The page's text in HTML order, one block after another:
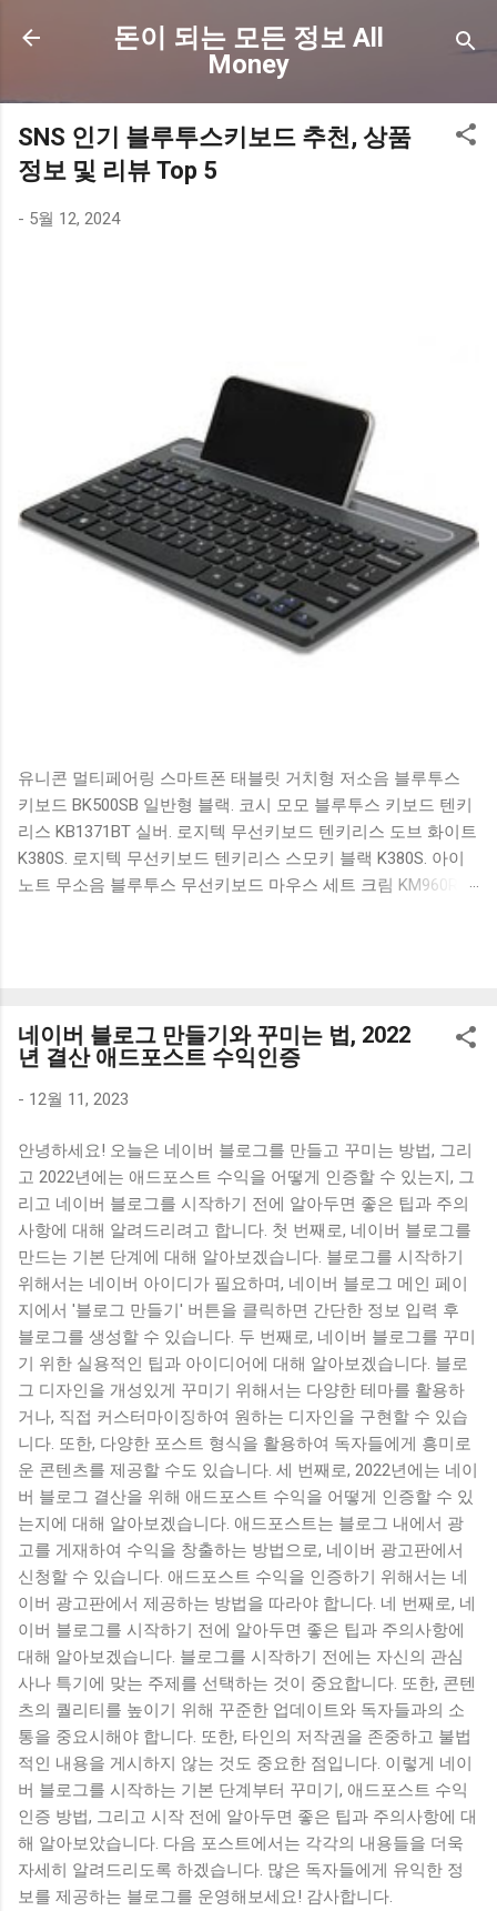
기본 콘텐츠로 건너뛰기
돈이 되는 모든 정보 All
Money
SNS 인기 블루투스키보드 추천, 상품
정보 및 리뷰 Top 5
- 5월 12, 2024
유니콘 멀티페어링 스마트폰 태블릿 거치형 저소음 블루투스
키보드 BK500SB 일반형 블랙. 코시 모모 블루투스 키보드 텐키
리스 KB1371BT 실버. 로지텍 무선키보드 텐키리스 도브 화이트
K380S. 로지텍 무선키보드 텐키리스 스모키 블랙 K380S. 아이
노트 무소음 블루투스 무선키보드 마우스 세트 크림 KM960RB
혜택을 놓치지 마세요. 다양한 할인 혜택과 빠른배송 혜택을 놓
치지 않도록 먼저 확인해보세요. 추가할인 확인하기 상품 하나
를 사더라도 종류도 많고, 가격도 다양해서 결정이 많이 어려우
많을 수 밖에 없습니다. 다양한 상품들을 상세스펙 과 가격 을
꼼꼼히 비교해서 구매하실 수 있도록 순위 추천 해드릴게요. 특
가상품 보러가기 추천상품 Best 유니콘 멀티페어링 스마트폰
태블릿 거치형 저소음 블루투스 키보드, BK-500SB, 일반형, 블
랙 유니콘 멀티페어링 스마트폰 태...
네이버 블로그 만들기와 꾸미는 법, 2022
년 결산 애드포스트 수익인증
- 12월 11, 2023
안녕하세요! 오늘은 네이버 블로그를 만들고 꾸미는 방법, 그리
고 2022년에는 애드포스트 수익을 어떻게 인증할 수 있는지, 그
리고 네이버 블로그를 시작하기 전에 알아두면 좋은 팁과 주의
사항에 대해 알려드리려고 합니다. 첫 번째로, 네이버 블로그를
만드는 기본 단계에 대해 알아보겠습니다. 블로그를 시작하기
위해서는 네이버 아이디가 필요하며, 네이버 블로그 메인 페이
지에서 '블로그 만들기' 버튼을 클릭하면 간단한 정보 입력 후
블로그를 생성할 수 있습니다. 두 번째로, 네이버 블로그를 꾸미
기 위한 실용적인 팁과 아이디어에 대해 알아보겠습니다. 블로
그 디자인을 개성있게 꾸미기 위해서는 다양한 테마를 활용하
거나, 직접 커스터마이징하여 원하는 디자인을 구현할 수 있습
니다. 또한, 다양한 포스트 형식을 활용하여 독자들에게 흥미로
운 콘텐츠를 제공할 수도 있습니다. 세 번째로, 2022년에는 네이
버 블로그 결산을 위해 애드포스트 수익을 어떻게 인증할 수 있
는지에 대해 알아보겠습니다. 애드포스트는 블로그 내에서 광
고를 게재하여 수익을 창출하는 방법으로, 네이버 광고판에서
신청할 수 있습니다. 애드포스트 수익을 인증하기 위해서는 네
이버 광고판에서 제공하는 방법을 따라야 합니다. 네 번째로, 네
이버 블로그를 시작하기 전에 알아두면 좋은 팁과 주의사항에
대해 알아보겠습니다. 블로그를 시작하기 전에는 자신의 관심
사나 특기에 맞는 주제를 선택하는 것이 중요합니다. 또한, 콘텐
츠의 퀄리티를 높이기 위해 꾸준한 업데이트와 독자들과의 소
통을 중요시해야 합니다. 또한, 타인의 저작권을 존중하고 불법
적인 내용을 게시하지 않는 것도 중요한 점입니다. 이렇게 네이
버 블로그를 시작하는 기본 단계부터 꾸미기, 애드포스트 수익
인증 방법, 그리고 시작 전에 알아두면 좋은 팁과 주의사항에 대
해 알아보았습니다. 다음 포스트에서는 각각의 내용들을 더욱
자세히 알려드리도록 하겠습니다. 많은 독자들에게 유익한 정
보를 제공하는 블로그를 운영해보세요! 감사합니다.